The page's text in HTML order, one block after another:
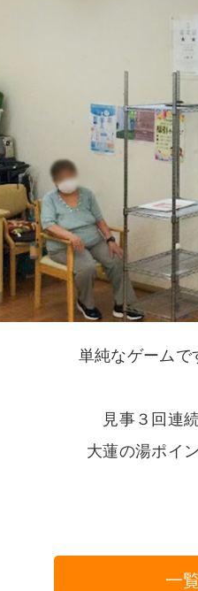
単純なゲームで
見事３回連
大蓮の湯ポイ
一